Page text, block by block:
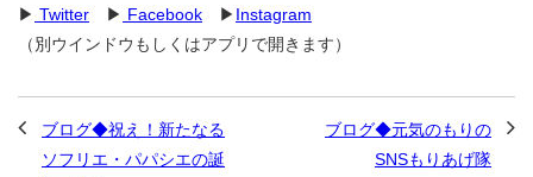
▶ Twitter ▶ Facebook ▶ Instagram
（別ウインドウもしくはアプリで開きます）
ブログ◆祝え！新たなる
ソフリエ・パパシエの誕
ブログ◆元気のもりの
SNSもりあげ隊